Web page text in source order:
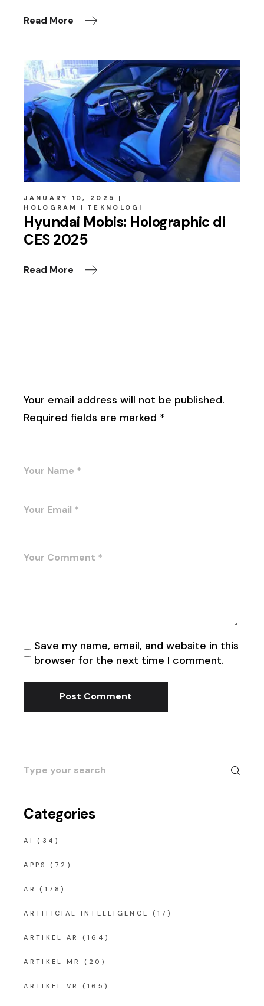
Read More
JANUARY 10, 2025
HOLOGRAM
TEKNOLOGI
Hyundai Mobis: Holographic di
CES 2025
Read More
Your email address will not be published.
Required fields are marked *
Save my name, email, and website in this
browser for the next time I comment.
Post Comment
Search
for:
Categories
AI (34)
APPS (72)
AR (178)
ARTIFICIAL INTELLIGENCE (17)
ARTIKEL AR (164)
ARTIKEL MR (20)
ARTIKEL VR (165)